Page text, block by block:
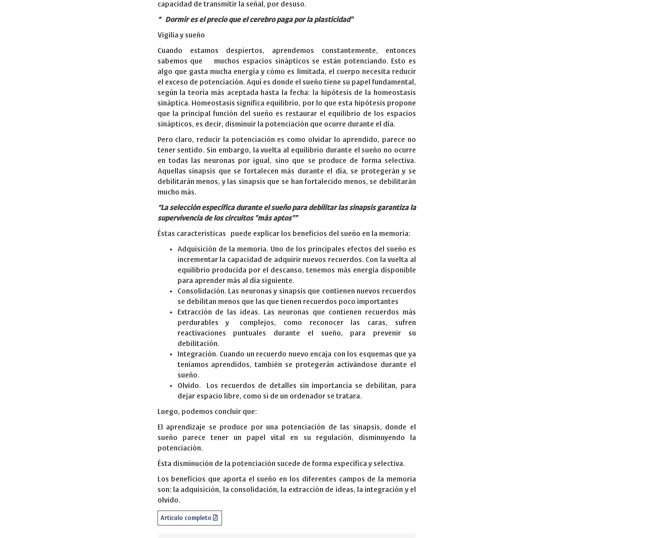
capacidad de transmitir la señal, por desuso.
“ Dormir es el precio que el cerebro paga por la plasticidad"
Vigilia y sueño
Cuando estamos despiertos, aprendemos constantemente, entonces
sabemos que muchos espacios sinápticos se están potenciando. Esto es
algo que gasta mucha energía y cómo es limitada, el cuerpo necesita reducir
el exceso de potenciación. Aquí es donde el sueño tiene su papel fundamental,
según la teoría más aceptada hasta la fecha: la hipótesis de la homeostasis
sináptica. Homeostasis significa equilibrio, por lo que esta hipótesis propone
que la principal función del sueño es restaurar el equilibrio de los espacios
sinápticos, es decir, disminuir la potenciación que ocurre durante el día.
Pero claro, reducir la potenciación es como olvidar lo aprendido, parece no
tener sentido. Sin embargo, la vuelta al equilibrio durante el sueño no ocurre
en todas las neuronas por igual, sino que se produce de forma selectiva.
Aquellas sinapsis que se fortalecen más durante el día, se protegerán y se
debilitarán menos, y las sinapsis que se han fortalecido menos, se debilitarán
mucho más.
“La selección específica durante el sueño para debilitar las sinapsis garantiza la
supervivencia de los circuitos "más aptos"”
Éstas características puede explicar los beneficios del sueño en la memoria:
Adquisición de la memoria. Uno de los principales efectos del sueño es
incrementar la capacidad de adquirir nuevos recuerdos. Con la vuelta al
equilibrio producida por el descanso, tenemos más energía disponible
para aprender más al día siguiente.
Consolidación. Las neuronas y sinapsis que contienen nuevos recuerdos
se debilitan menos que las que tienen recuerdos poco importantes
Extracción de las ideas. Las neuronas que contienen recuerdos más
perdurables y complejos, como reconocer las caras, sufren
reactivaciones puntuales durante el sueño, para prevenir su
debilitación.
Integración. Cuando un recuerdo nuevo encaja con los esquemas que ya
teníamos aprendidos, también se protegerán activándose durante el
sueño.
Olvido. Los recuerdos de detalles sin importancia se debilitan, para
dejar espacio libre, como si de un ordenador se tratara.
Luego, podemos concluir que:
El aprendizaje se produce por una potenciación de las sinapsis, donde el
sueño parece tener un papel vital en su regulación, disminuyendo la
potenciación.
Ésta disminución de la potenciación sucede de forma específica y selectiva.
Los beneficios que aporta el sueño en los diferentes campos de la memoria
son: la adquisición, la consolidación, la extracción de ideas, la integración y el
olvido.
Articulo completo